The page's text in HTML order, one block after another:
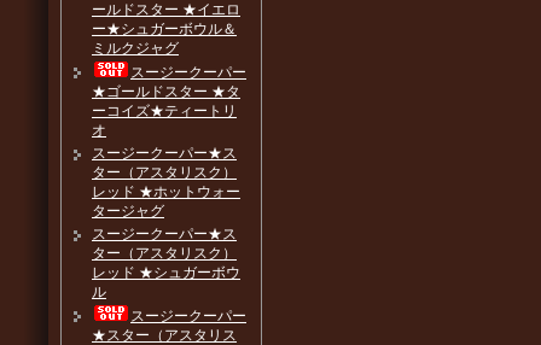
ールドスター ★イエロ
ー★シュガーボウル＆
ミルクジャグ
スージークーパー
★ゴールドスター ★タ
ーコイズ★ティートリ
オ
スージークーパー★ス
ター（アスタリスク）
レッド ★ホットウォー
タージャグ
スージークーパー★ス
ター（アスタリスク）
レッド ★シュガーボウ
ル
スージークーパー
★スター（アスタリス